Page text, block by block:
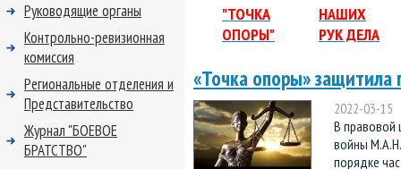
"ТОЧКА
ОПОРЫ"
НАШИХ
РУК ДЕЛА
«Точка опоры» защитила
2022-03-15
В правовой
войны
порядке
Руководящие органы
Контрольно-ревизионная
комиссия
Региональные отделения и
Представительство
Журнал "БОЕВОЕ
БРАТСТВО"